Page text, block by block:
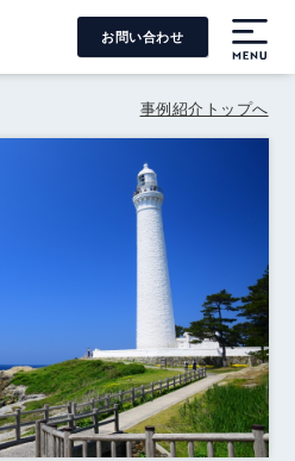
お問い合わせ
事例紹介トップへ